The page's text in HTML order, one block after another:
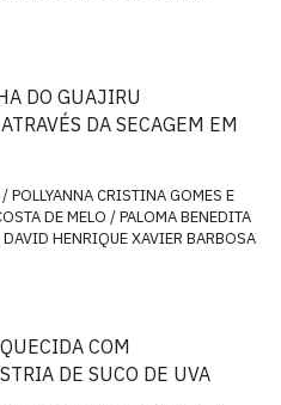
DO GUAJIRU
DA SECAGEM EM
POLLYANNA CRISTINA GOMES E
DE MELO / PALOMA BENEDITA
HENRIQUE XAVIER BARBOSA
COM
DE SUCO DE UVA